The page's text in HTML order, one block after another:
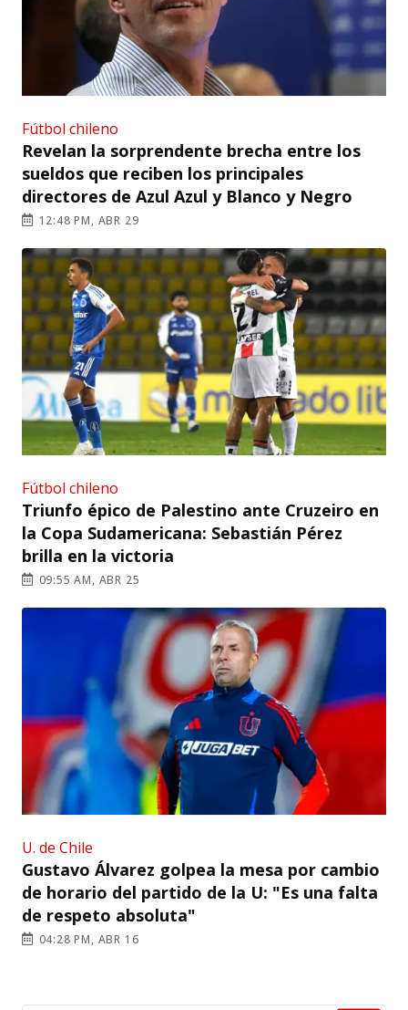
Fútbol chileno
Revelan la sorprendente brecha entre los
sueldos que reciben los principales
directores de Azul Azul y Blanco y Negro
12:48 PM, ABR 29
Fútbol chileno
Triunfo épico de Palestino ante Cruzeiro en
la Copa Sudamericana: Sebastián Pérez
brilla en la victoria
09:55 AM, ABR 25
U. de Chile
Gustavo Álvarez golpea la mesa por cambio
de horario del partido de la U: "Es una falta
de respeto absoluta"
04:28 PM, ABR 16